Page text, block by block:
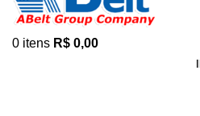
0 itens R$ 0,00